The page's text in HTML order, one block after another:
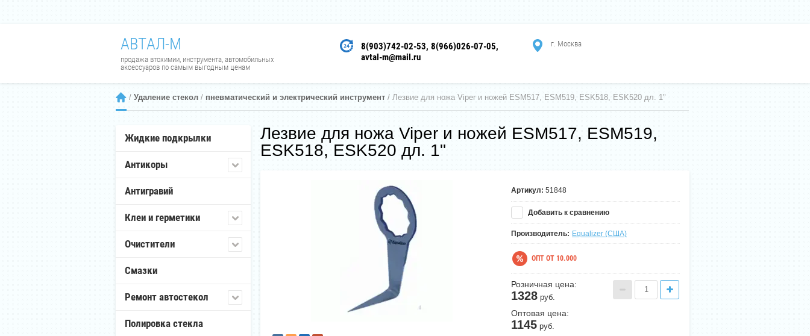
АВТАЛ-М
продажа втохимии, инструмента, автомобильных
аксессуаров по самым выгодным ценам
8(903)742-02-53 8(966)026-07-05
avtal-m@mail.ru
г. Москва
/ Удаление стекол / пневматический и электрический инструмент / Лезвие для ножа Viper и ножей ESM517, ESM519, ESK518, ESK520 дл. 1"
Жидкие подкрылки
Антикоры
Антигравий
Клеи и герметики
Очистители
Смазки
Ремонт автостекол
Полировка стекла
Лезвие для ножа Viper и ножей ESM517, ESM519,
ESK518, ESK520 дл. 1"
Артикул: 51848
Добавить к сравнению
Производитель: Equalizer (США)
ОПТ ОТ 10.000
Розничная цена:
1328 руб.
Оптовая цена:
1145 руб.